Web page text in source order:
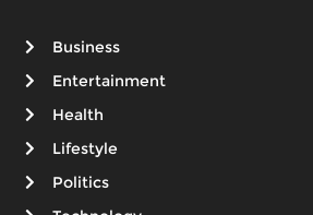
Business
Entertainment
Health
Lifestyle
Politics